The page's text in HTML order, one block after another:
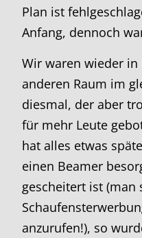
Plan ist
Anfang, dennoch
Wir waren wieder in
anderen Raum im
diesmal, der aber
für mehr Leute
hat alles etwas
einen Beamer
gescheitert ist (man
anzurufen!), so